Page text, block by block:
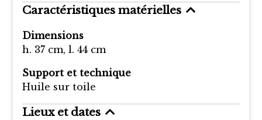
Caractéristiques matérielles
Dimensions
h. 37 cm, l. 44 cm
Support et technique
Huile sur toile
Lieux et dates